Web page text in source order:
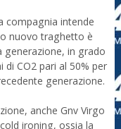
compagnia intende
nuovo traghetto è
in grado
di CO2 pari al 50% per
generazione.
anche Gnv Virgo
ironing, ossia la